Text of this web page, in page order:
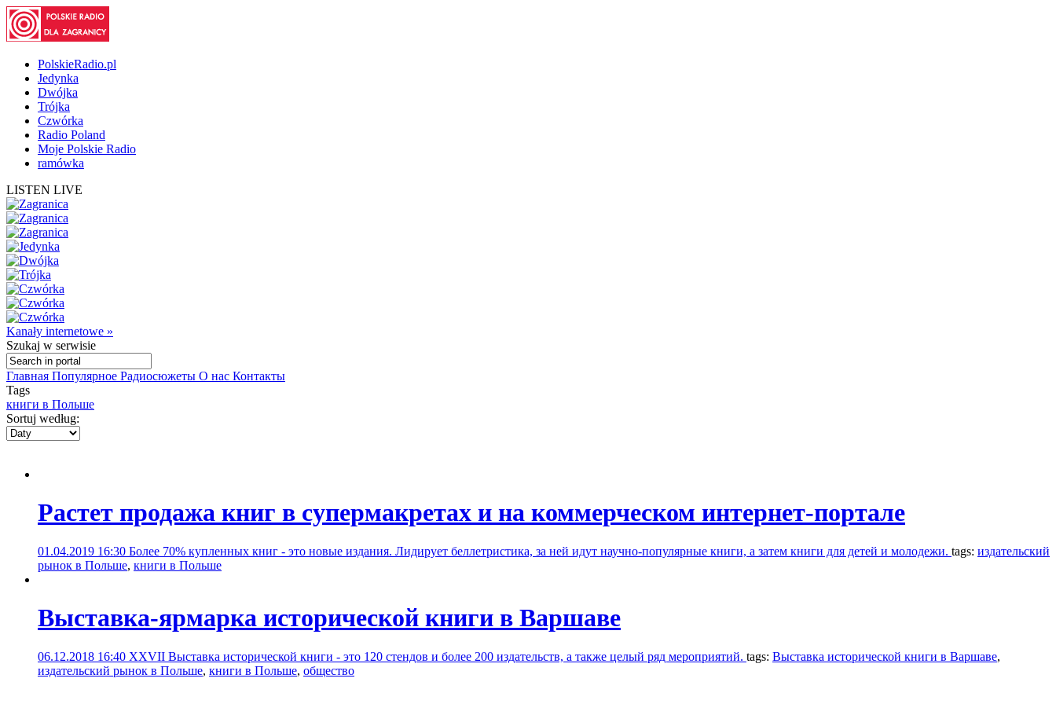
PolskieRadio.pl
Jedynka
Dwójka
Trójka
Czwórka
Radio Poland
Moje Polskie Radio
ramówka
LISTEN LIVE
Kanały internetowe »
Szukaj w serwisie
Главная Популярное Радиосюжеты О нас Контакты
Tags
книги в Польше
Sortuj według:
Растет продажа книг в супермакретах и на коммерческом интернет-портале
01.04.2019 16:30 Более 70% купленных книг - это новые издания. Лидирует беллетристика, за ней идут научно-популярные книги, а затем книги для детей и молодежи. tags: издательский
рынок в Польше, книги в Польше
Выставка-ярмарка исторической книги в Варшаве
06.12.2018 16:40 XXVII Выставка исторической книги - это 120 стендов и более 200 издательств, а также целый ряд мероприятий. tags: Выставка исторической книги в Варшаве,
издательский рынок в Польше, книги в Польше, общество